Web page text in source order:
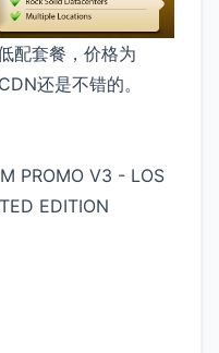
配套餐，价格为
还是不错的。
PROMO V3 - LOS
EDITION